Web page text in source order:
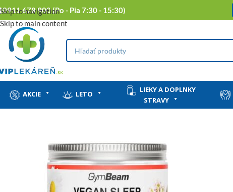
Skip to navigation
Skip to main content
0911 678 900 (Po - Pia 7:30 - 15:30)
AKCIE LETO
LIEKY A DOPLNKY
STRAVY